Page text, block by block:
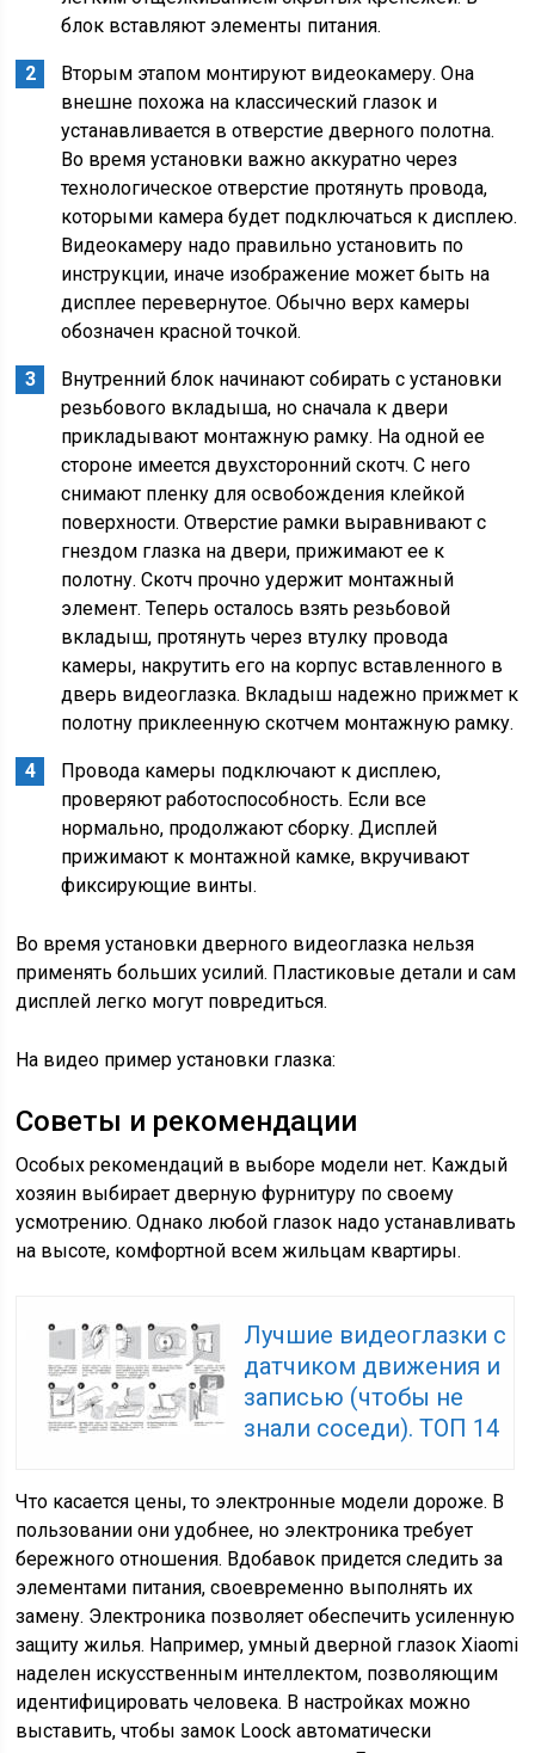
блок вставляют элементы питания.
Вторым этапом монтируют видеокамеру. Она
внешне похожа на классический глазок и
устанавливается в отверстие дверного полотна.
Во время установки важно аккуратно через
технологическое отверстие протянуть провода,
которыми камера будет подключаться к дисплею.
Видеокамеру надо правильно установить по
инструкции, иначе изображение может быть на
дисплее перевернутое. Обычно верх камеры
обозначен красной точкой.
Внутренний блок начинают собирать с установки
резьбового вкладыша, но сначала к двери
прикладывают монтажную рамку. На одной ее
стороне имеется двухсторонний скотч. С него
снимают пленку для освобождения клейкой
поверхности. Отверстие рамки выравнивают с
гнездом глазка на двери, прижимают ее к
полотну. Скотч прочно удержит монтажный
элемент. Теперь осталось взять резьбовой
вкладыш, протянуть через втулку провода
камеры, накрутить его на корпус вставленного в
дверь видеоглазка. Вкладыш надежно прижмет к
полотну приклеенную скотчем монтажную рамку.
Провода камеры подключают к дисплею,
проверяют работоспособность. Если все
нормально, продолжают сборку. Дисплей
прижимают к монтажной камке, вкручивают
фиксирующие винты.
Во время установки дверного видеоглазка нельзя
применять больших усилий. Пластиковые детали и сам
дисплей легко могут повредиться.
На видео пример установки глазка:
Советы и рекомендации
Особых рекомендаций в выборе модели нет. Каждый
хозяин выбирает дверную фурнитуру по своему
усмотрению. Однако любой глазок надо устанавливать
на высоте, комфортной всем жильцам квартиры.
Лучшие видеоглазки с
датчиком движения и
записью (чтобы не
знали соседи). ТОП 14
Что касается цены, то электронные модели дороже. В
пользовании они удобнее, но электроника требует
бережного отношения. Вдобавок придется следить за
элементами питания, своевременно выполнять их
замену. Электроника позволяет обеспечить усиленную
защиту жилья. Например, умный дверной глазок Xiaomi
наделен искусственным интеллектом, позволяющим
идентифицировать человека. В настройках можно
выставить, чтобы замок Loock автоматически